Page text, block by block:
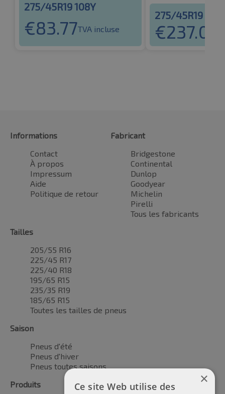
275/45R19 108Y
€83.77TVA incluse
275/45R19
€237.06
Informations
Contact
À propos
Impressum
Aide
Politique de retour
Fabricant
Bridgestone
Continental
Dunlop
Goodyear
Michelin
Pirelli
Tous les fabricants
Tailles
205/55 R16
225/45 R17
225/40 R18
195/65 R15
235/35 R19
185/65 R15
Toutes les tailles de pneus
Saison
Pneus d'été
Pneus d'hiver
Pneus toutes saisons
Produits
×
Ce site Web utilise des